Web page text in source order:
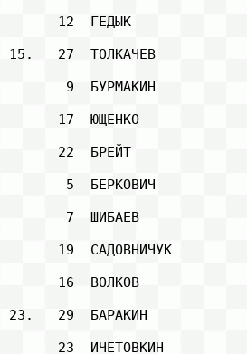
12  ГЕДЫК
15.   27  ТОЛКАЧЕВ
9  БУРМАКИН
17  ЮЩЕНКО
22  БРЕЙТ
5  БЕРКОВИЧ
7  ШИБАЕВ
19  САДОВНИЧУК
16  ВОЛКОВ
23.   29  БАРАКИН
23  ИЧЕТОВКИН